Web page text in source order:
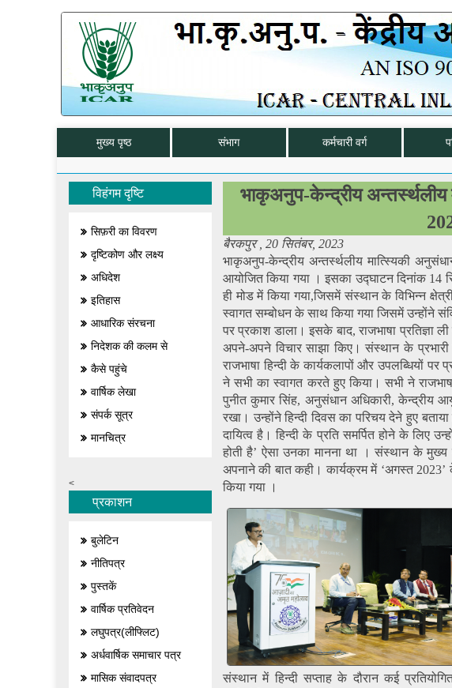
मुख्य पृष्ठ संभाग कर्मचारी वर्ग
विहंगम दृष्टि
सिफ़री का विवरण
दृष्टिकोण और लक्ष्य
अधिदेश
इतिहास
आधारिक संरचना
निदेशक की कलम से
कैसे पहुंचे
वार्षिक लेखा
संपर्क सूत्र
मानचित्र
<
प्रकाशन
बुलेटिन
नीतिपत्र
पुस्तकें
वार्षिक प्रतिवेदन
लघुपत्र(लीफ्लिट)
अर्धवार्षिक समाचार पत्र
मासिक संवादपत्र
भाकृअनुप-केन्द्रीय अन्तर्स्थलीय
बैरकपुर , 20 सितंबर, 2023
भाकृअनुप-केन्द्रीय अन्तर्स्थलीय मात्स्यिकी
आयोजित किया गया । इसका उद्घाटन दिनांक
ही मोड में किया गया,जिसमें संस्थान के विभिन्न
स्वागत सम्बोधन के साथ किया गया जिसमें उन्होंने
पर प्रकाश डाला। इसके बाद, राजभाषा प्रतिज्ञा
अपने-अपने विचार साझा किए। संस्थान के प्रभारी
राजभाषा हिन्दी के कार्यकलापों और उपलब्धियों
ने सभी का स्वागत करते हुए किया। सभी ने
पुनीत कुमार सिंह, अनुसंधान अधिकारी, केन्द्रीय
रखा। उन्होंने हिन्दी दिवस का परिचय देने हुए
दायित्व है। हिन्दी के प्रति समर्पित होने के लिए
होती है’ ऐसा उनका मानना था । संस्थान के मुख्य
अपनाने की बात कही। कार्यक्रम में ‘अगस्त 2023’
किया गया ।
संस्थान में हिन्दी सप्ताह के दौरान कई